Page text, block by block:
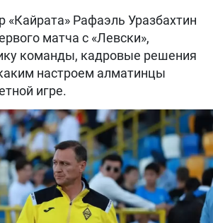
«Кайрата» Рафаэль Уразбахтин
матча с «Левски»,
команды, кадровые решения
настроем алматинцы
игре.